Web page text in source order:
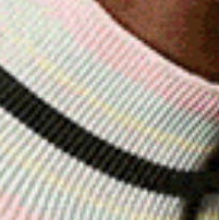
Sul
BONORVA | 13
di domani e fino a
programmato gli